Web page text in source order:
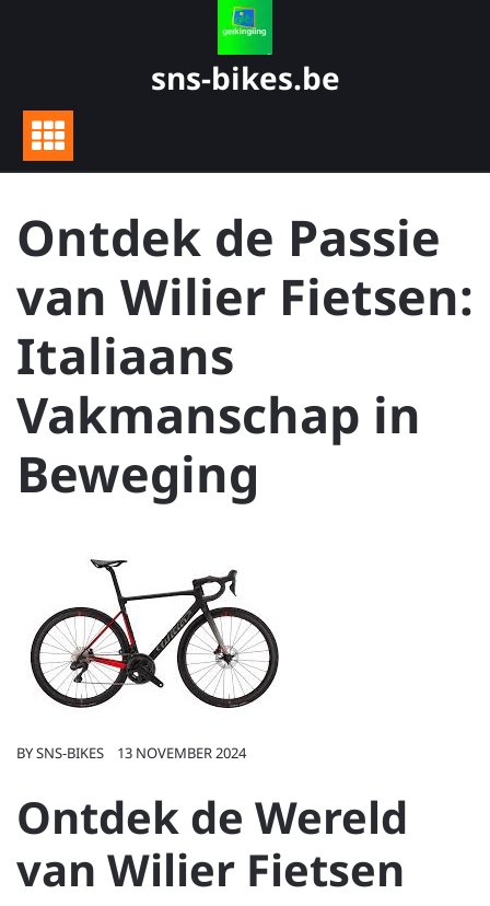
sns-bikes.be
Ontdek de Passie
van Wilier Fietsen:
Italiaans
Vakmanschap in
Beweging
BYSNS-BIKES 13 NOVEMBER 2024
Ontdek de Wereld
van Wilier Fietsen